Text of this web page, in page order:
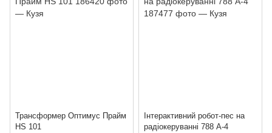
Трансформер Оптимус Прайм
HS 101
Інтерактивний робот-пес на
радіокеруванні 788 A-4